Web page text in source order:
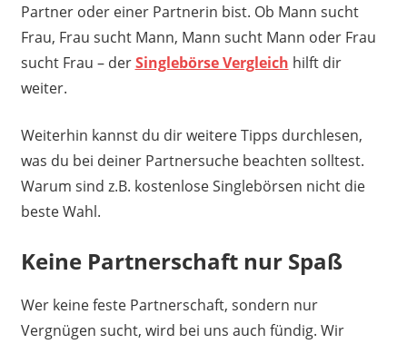
Partner oder einer Partnerin bist. Ob Mann sucht
Frau, Frau sucht Mann, Mann sucht Mann oder Frau
sucht Frau – derSinglebörse Vergleich hilft dir
weiter.
Weiterhin kannst du dir weitere Tipps durchlesen,
was du bei deiner Partnersuche beachten solltest.
Warum sind z.B. kostenlose Singlebörsen nicht die
beste Wahl.
Keine Partnerschaft nur Spaß
Wer keine feste Partnerschaft, sondern nur
Vergnügen sucht, wird bei uns auch fündig. Wir